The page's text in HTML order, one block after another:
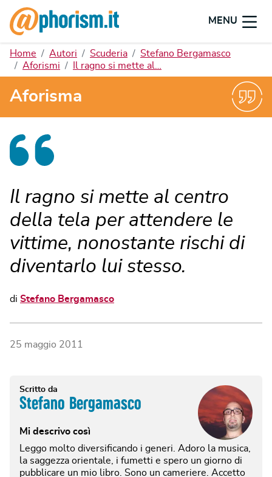
MENU
Home Autori Scuderia
Stefano Bergamasco
Aforismi
Il ragno si mette al…
Aforisma
Il ragno si mette al centro
della tela per attendere le
vittime, nonostante rischi di
diventarlo lui stesso.
di Stefano Bergamasco
25 maggio 2011
Scritto da
Stefano Bergamasco
Mi descrivo così
Leggo molto diversificando i generi. Adoro la musica,
la saggezza orientale, i fumetti e spero un giorno di
pubblicare un mio libro. Sono un cameriere. Accetto